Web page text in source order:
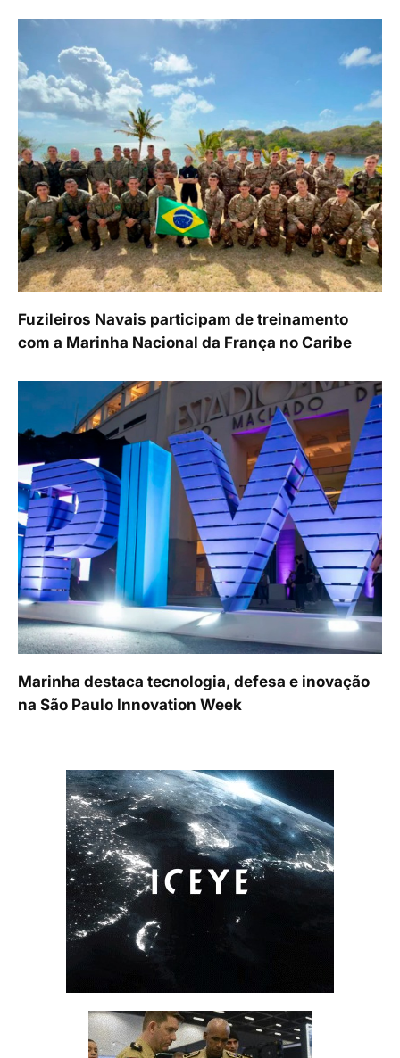
Fuzileiros Navais participam de treinamento
com a Marinha Nacional da França no Caribe
Marinha destaca tecnologia, defesa e inovação
na São Paulo Innovation Week